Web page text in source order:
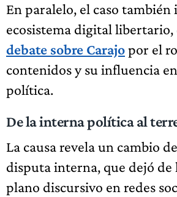
En paralelo, el caso también
ecosistema digital libertario,
debate sobre Carajopor el
contenidos y su influencia
política.
De la interna política al
La causa revela un cambio
disputa interna, que dejó de
plano discursivo en redes